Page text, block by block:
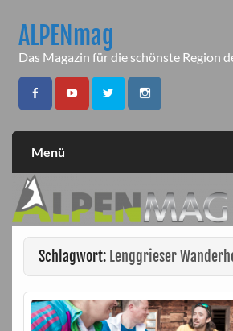
contentALPENmag
Das Magazin für die schönste Region
Menü
Schlagwort: Lenggrieser